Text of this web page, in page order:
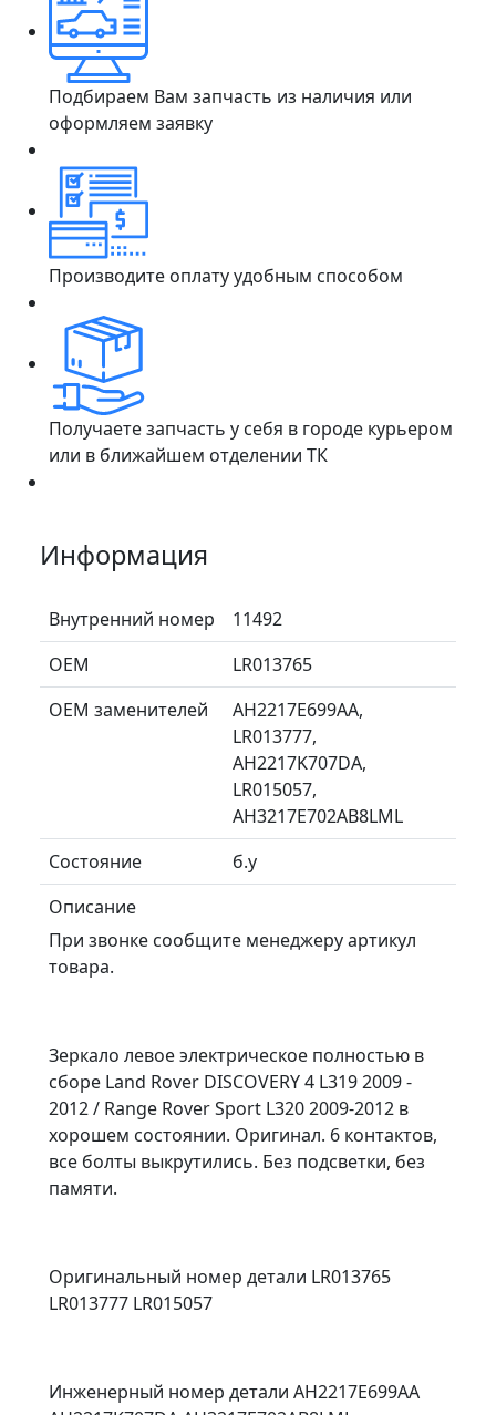
Подбираем Вам запчасть из наличия или
оформляем заявку
Производите оплату удобным способом
Получаете запчасть у себя в городе курьером
или в ближайшем отделении ТК
Информация
Внутренний номер
11492
ОЕМ
LR013765
ОЕМ заменителей
AH2217E699AA,
LR013777,
AH2217K707DA,
LR015057,
AH3217E702AB8LML
Состояние
б.у
Описание
При звонке сообщите менеджеру артикул
товара.
Зеркало левое электрическое полностью в
сборе Land Rover DISCOVERY 4 L319 2009 -
2012 / Range Rover Sport L320 2009-2012 в
хорошем состоянии. Оригинал. 6 контактов,
все болты выкрутились. Без подсветки, без
памяти.
Оригинальный номер детали LR013765
LR013777 LR015057
Инженерный номер детали AH2217E699AA